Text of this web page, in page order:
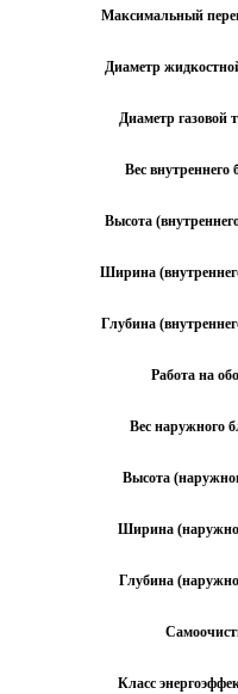
Максимальный
Диаметр
Диаметр газовой
Вес внутреннего
Высота
Ширина
Глубина
Работа на
Вес наружного
Высота
Ширина
Глубина
Класс